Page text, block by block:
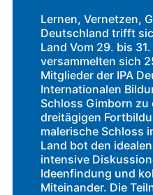
Lernen, Vernetzen,
Deutschland trifft
Land Vom 29. bis
versammelten sich
Mitglieder der IPA
Internationalen
Schloss Gimborn zu
dreitägigen
malerische Schloss
Land bot den
intensive
Ideenfindung und
Miteinander. Die